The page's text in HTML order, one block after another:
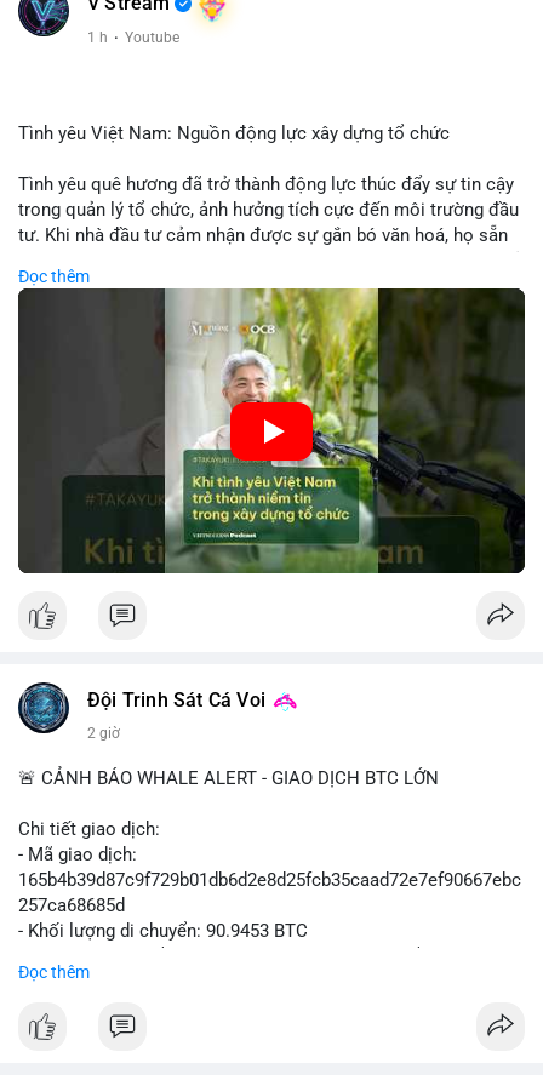
1 h · Youtube
Tình yêu Việt Nam: Nguồn động lực xây dựng tổ chức
Tình yêu quê hương đã trở thành động lực thúc đẩy sự tin cậy
trong quản lý tổ chức, ảnh hưởng tích cực đến môi trường đầu
tư. Khi nhà đầu tư cảm nhận được sự gắn bó văn hoá, họ sẵn
các công ty blockchain và tiền mã hoá. Sự tăng cường niềm
tin này giúp giảm rủi ro thị trường, cải thiện chi phí vốn và thúc
đẩy sự phát triển bền vững của ngành công nghệ tài chính. Các
nhà quản lý cần khai thác tinh thần này để xây dựng chiến lược
phát triển bền vững và thu hút vốn đầu tư.
🎥 Xem video trực tiếp tại:
Nguồn: VIETSUCCESS
Đọc thêm
Đội Trinh Sát Cá Voi
2 giờ
🚨 CẢNH BÁO WHALE ALERT - GIAO DỊCH BTC LỚN
Chi tiết giao dịch:
- Mã giao dịch:
165b4b39d87c9f729b01db6d2e8d25fcb35caad72e7ef90667ebc
257ca68685d
- Khối lượng di chuyển: 90.9453 BTC
USD)
Đọc thêm